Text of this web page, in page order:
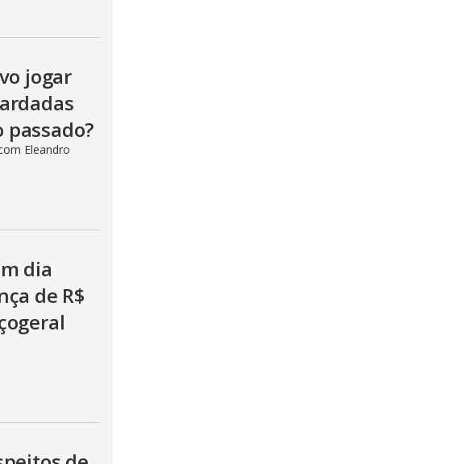
jogar
Eleandro
dia
de R$